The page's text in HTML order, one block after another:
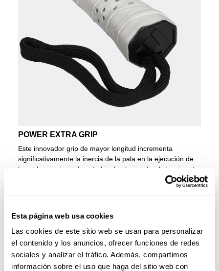
Esta página web usa cookies
Las cookies de este sitio web se usan para personalizar
el contenido y los anuncios, ofrecer funciones de redes
sociales y analizar el tráfico. Además, compartimos
información sobre el uso que haga del sitio web con
POWER EXTRA GRIP
Este innovador grip de mayor longitud incrementa
significativamente la inercia de la pala en la ejecución de
los golpes, principalmente los de ataque. La distancia más
empuñadura y el límite superior de la cabeza favorece una
PALA ADIDAS CROSS IT
CARBON-MAXI ARCE
La Cross It Carbon es una de las grandes novedades de
la colección adidas para 2025, desarrollada junto a Maxi